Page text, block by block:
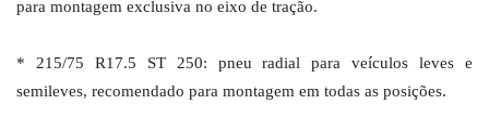
para montagem exclusiva no eixo de tração.
* 215/75 R17.5 ST 250: pneu radial para veículos leves e
semileves, recomendado para montagem em todas as posições.